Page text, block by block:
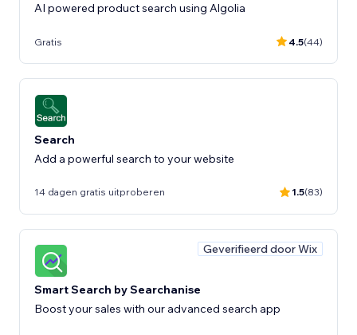
AI powered product search using Algolia
Gratis 4.5(44)
Search
Add a powerful search to your website
14 dagen gratis uitproberen 1.5(83)
Geverifieerd door Wix
Smart Search by Searchanise
Boost your sales with our advanced search app